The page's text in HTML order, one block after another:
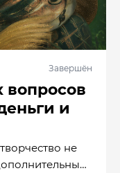
Завершён
и
не